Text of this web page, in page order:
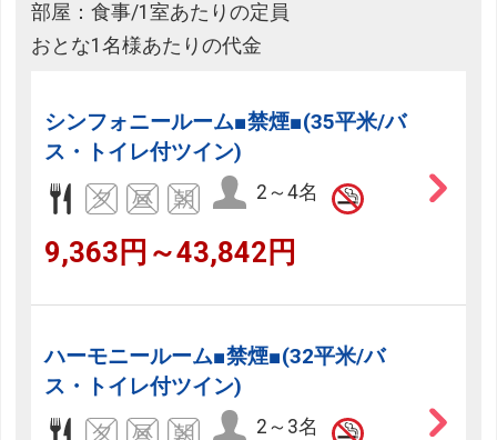
部屋：食事/1室あたりの定員
おとな1名様あたりの代金
シンフォニールーム■禁煙■(35平米/バ
ス・トイレ付ツイン)
2～4名
9,363円～43,842円
ハーモニールーム■禁煙■(32平米/バ
ス・トイレ付ツイン)
2～3名